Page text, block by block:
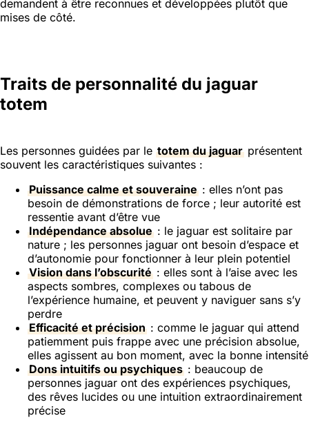
demandent à être reconnues et développées plutôt que
mises de côté.
Traits de personnalité du jaguar
totem
Les personnes guidées par le totem du jaguar présentent
souvent les caractéristiques suivantes :
Puissance calme et souveraine : elles n’ont pas
besoin de démonstrations de force ; leur autorité est
ressentie avant d’être vue
Indépendance absolue : le jaguar est solitaire par
nature ; les personnes jaguar ont besoin d’espace et
d’autonomie pour fonctionner à leur plein potentiel
Vision dans l’obscurité : elles sont à l’aise avec les
aspects sombres, complexes ou tabous de
l’expérience humaine, et peuvent y naviguer sans s’y
perdre
Efficacité et précision : comme le jaguar qui attend
patiemment puis frappe avec une précision absolue,
elles agissent au bon moment, avec la bonne intensité
Dons intuitifs ou psychiques : beaucoup de
personnes jaguar ont des expériences psychiques,
des rêves lucides ou une intuition extraordinairement
précise